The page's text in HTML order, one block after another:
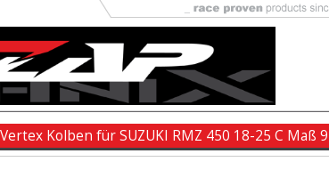
Vertex Kolben für SUZUKI RMZ 450 18-25 C Maß